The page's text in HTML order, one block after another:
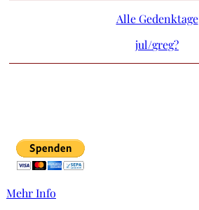
Alle Gedenktage
jul/greg?
Mehr Info